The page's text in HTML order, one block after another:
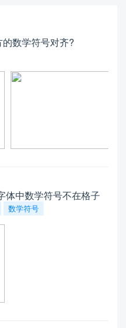
数学符号对齐?
体中数学符号不在格子
数学符号